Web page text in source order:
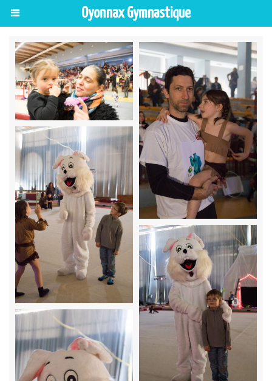
Oyonnax Gymnastique